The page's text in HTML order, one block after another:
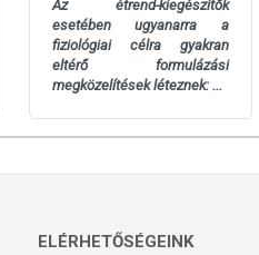
Az étrend-kiegészítők
esetében ugyanarra a
fiziológiai célra gyakran
eltérő formulázási
megközelítések léteznek: ...
ELÉRHETŐSÉGEINK